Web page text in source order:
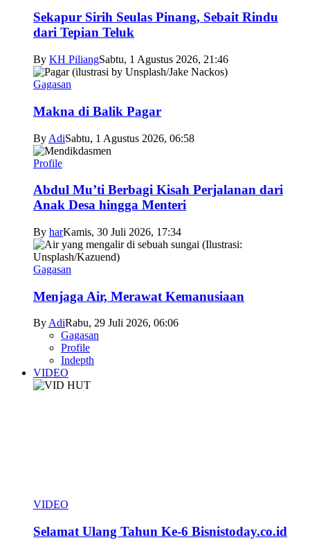
Sekapur Sirih Seulas Pinang, Sebait Rindu
dari Tepian Teluk
By KH PiliangSabtu, 1 Agustus 2026, 21:46
Gagasan
Makna di Balik Pagar
By AdiSabtu, 1 Agustus 2026, 06:58
Profile
Abdul Mu’ti Berbagi Kisah Perjalanan dari
Anak Desa hingga Menteri
By harKamis, 30 Juli 2026, 17:34
Gagasan
Menjaga Air, Merawat Kemanusiaan
ByAdiRabu, 29 Juli 2026, 06:06
Gagasan
Profile
Indepth
VIDEO
VIDEO
Selamat Ulang Tahun Ke-6 Bisnistoday.co.id